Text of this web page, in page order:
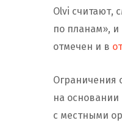
Olvi считают,
по планам»,
отмечен и в
Ограничения
на
с местными